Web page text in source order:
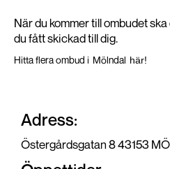
När du kommer till ombudet
du fått skickad till dig.
Hitta flera ombud i Mölndal här!
Adress:
Östergårdsgatan 8 43153